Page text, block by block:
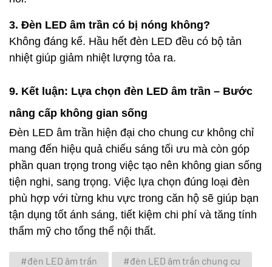
3. Đèn LED âm trần có bị nóng không?
Không đáng kể. Hầu hết đèn LED đều có bộ tản
nhiệt giúp giảm nhiệt lượng tỏa ra.
9. Kết luận: Lựa chọn đèn LED âm trần – Bước
nâng cấp không gian sống
Đèn LED âm trần hiện đại cho chung cư không chỉ
mang đến hiệu quả chiếu sáng tối ưu mà còn góp
phần quan trọng trong việc tạo nên không gian sống
tiện nghi, sang trọng. Việc lựa chọn đúng loại đèn
phù hợp với từng khu vực trong căn hộ sẽ giúp bạn
tận dụng tốt ánh sáng, tiết kiệm chi phí và tăng tính
thẩm mỹ cho tổng thể nội thất.
#đèn LED âm trần
#đèn LED âm trần chung cư